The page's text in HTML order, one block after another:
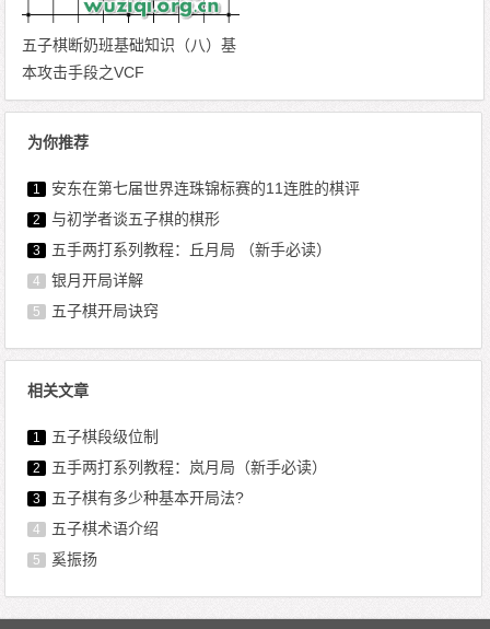
五子棋断奶班基础知识（八）基
本攻击手段之VCF
为你推荐
1 安东在第七届世界连珠锦标赛的11连胜的棋评
2 与初学者谈五子棋的棋形
3 五手两打系列教程：丘月局 （新手必读）
4 银月开局详解
5 五子棋开局诀窍
相关文章
1 五子棋段级位制
2 五手两打系列教程：岚月局（新手必读）
3 五子棋有多少种基本开局法?
4 五子棋术语介绍
5 奚振扬
文章导航